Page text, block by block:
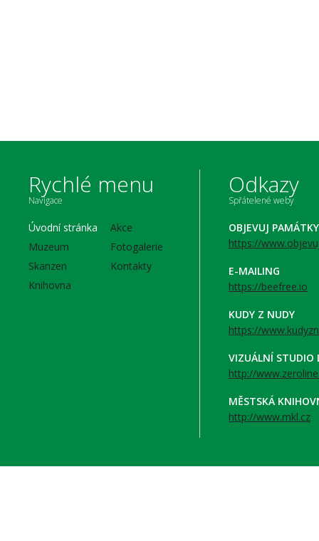
Rychlé menu
Navigace
Úvodní stránka
Muzeum
Skanzen
Knihovna
Akce
Fotogalerie
Kontakty
Odkazy
Spřátelené weby
OBJEVUJ PAMÁTKY
https://
E-MAILING
https://beefree.io
KUDY Z NUDY
https://
VIZUÁLNÍ STUDIO
http://
MĚSTSKÁ
http://www.mkl.cz